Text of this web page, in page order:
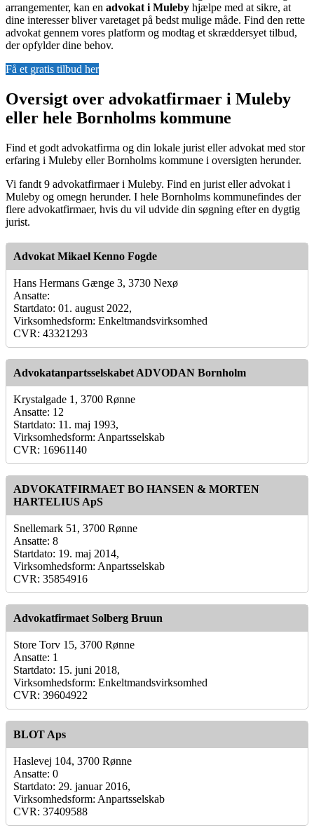
arrangementer, kan en advokat i Muleby hjælpe med at sikre, at
dine interesser bliver varetaget på bedst mulige måde. Find den rette
advokat gennem vores platform og modtag et skræddersyet tilbud,
der opfylder dine behov.
Få et gratis tilbud her
Oversigt over advokatfirmaer i Muleby
eller hele Bornholms kommune
Find et godt advokatfirma og din lokale jurist eller advokat med stor
erfaring i Muleby eller Bornholms kommune i oversigten herunder.
Vi fandt 9 advokatfirmaer i Muleby. Find en jurist eller advokat i
Muleby og omegn herunder. I hele Bornholms kommunefindes der
flere advokatfirmaer, hvis du vil udvide din søgning efter en dygtig
jurist.
Advokat Mikael Kenno Fogde
Hans Hermans Gænge 3, 3730 Nexø
Ansatte:
Startdato: 01. august 2022,
Virksomhedsform: Enkeltmandsvirksomhed
CVR: 43321293
Advokatanpartsselskabet ADVODAN Bornholm
Krystalgade 1, 3700 Rønne
Ansatte: 12
Startdato: 11. maj 1993,
Virksomhedsform: Anpartsselskab
CVR: 16961140
ADVOKATFIRMAET BO HANSEN & MORTEN
HARTELIUS ApS
Snellemark 51, 3700 Rønne
Ansatte: 8
Startdato: 19. maj 2014,
Virksomhedsform: Anpartsselskab
CVR: 35854916
Advokatfirmaet Solberg Bruun
Store Torv 15, 3700 Rønne
Ansatte: 1
Startdato: 15. juni 2018,
Virksomhedsform: Enkeltmandsvirksomhed
CVR: 39604922
BLOT Aps
Haslevej 104, 3700 Rønne
Ansatte: 0
Startdato: 29. januar 2016,
Virksomhedsform: Anpartsselskab
CVR: 37409588